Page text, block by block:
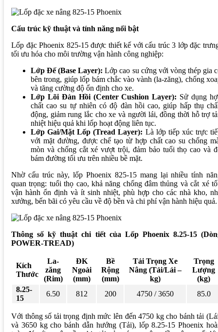
Cấu trúc kỹ thuật và tính năng nổi bật
Lốp đặc Phoenix 825-15 được thiết kế với cấu trúc 3 lớp đặc
tối ưu hóa cho môi trường vận hành công nghiệp:
Lớp Đế (Base Layer): Lớp cao su cứng với vòng thép gia
bên trong, giúp lốp bám chắc vào vành (la-zăng), chống
và tăng cường độ ổn định cho xe.
Lớp Lõi Đàn Hồi (Center Cushion Layer): Sử dụng
chất cao su tự nhiên có độ đàn hồi cao, giúp hấp thụ
động, giảm rung lắc cho xe và người lái, đồng thời hỗ trợ
nhiệt hiệu quả khi lốp hoạt động liên tục.
Lớp Gai/Mặt Lốp (Tread Layer): Là lớp tiếp xúc trực
với mặt đường, được chế tạo từ hợp chất cao su chống
mòn và chống cắt xé vượt trội, đảm bảo tuổi thọ cao và
bám đường tối ưu trên nhiều bề mặt.
Nhờ cấu trúc này, lốp Phoenix 825-15 mang lại nhiều tính
quan trọng: tuổi thọ cao, khả năng chống đâm thủng và cắt xé
vận hành ổn định và ít sinh nhiệt, phù hợp cho các nhà kho,
xưởng, bến bãi có yêu cầu về độ bền và chi phí vận hành hiệu quả.
Thông số kỹ thuật chi tiết của Lốp Phoenix 8.25-15
POWER-TREAD)
Kích
Thước
La-
zăng
(Rim)
ĐK
Ngoài
(mm)
Bề
Rộng
(mm)
Tải Trọng Xe
Nâng (Tải/Lái –
kg)
Trọng
Lượng
(kg)
8.25-
15
6.50 812 200 4750 / 3650 85.0
Với thông số tải trọng định mức lên đến 4750 kg cho bánh tải
và 3650 kg cho bánh dẫn hướng (Tải), lốp 8.25-15 Phoenix